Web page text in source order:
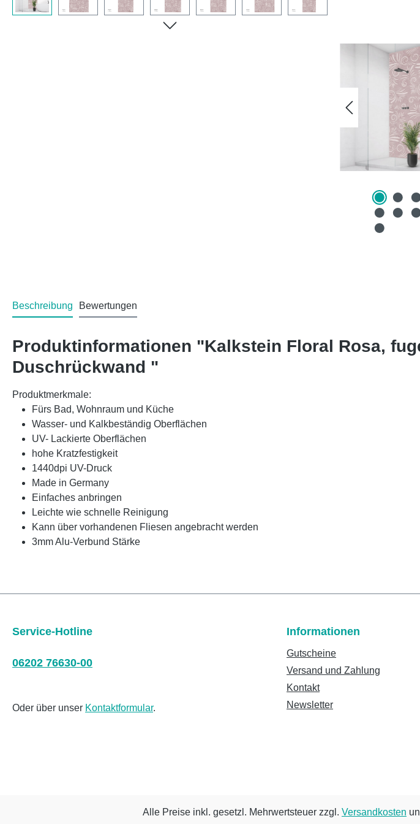
Beschreibung Bewertungen
Produktinformationen "Kalkstein Floral Rosa,
Duschrückwand "
Produktmerkmale:
Fürs Bad, Wohnraum und Küche
Wasser- und Kalkbeständig Oberflächen
UV- Lackierte Oberflächen
hohe Kratzfestigkeit
1440dpi UV-Druck
Made in Germany
Einfaches anbringen
Leichte wie schnelle Reinigung
Kann über vorhandenen Fliesen angebracht werden
3mm Alu-Verbund Stärke
Service-Hotline
06202 76630-00
Oder über unser Kontaktformular.
Informationen
Gutscheine
Versand und Zahlung
Kontakt
Newsletter
Alle Preise inkl. gesetzl. Mehrwertsteuer zzgl. Versandkosten